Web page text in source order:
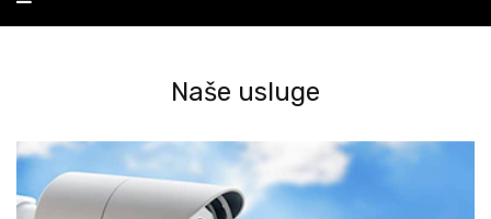
Naše usluge